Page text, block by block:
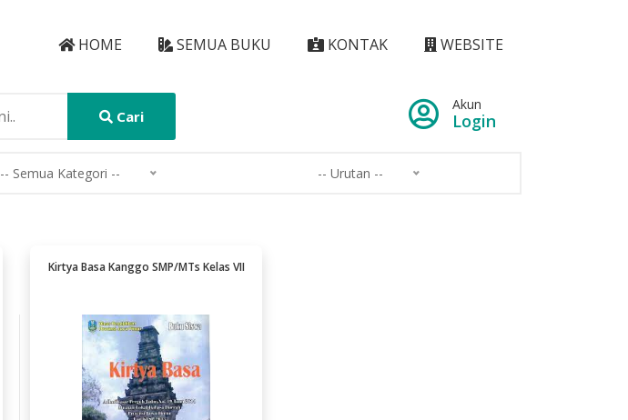
HOME SEMUA BUKU KONTAK WEBSITE
Cari
Akun
Login
-- Semua Kategori -- -- Urutan --
Kirtya Basa Kanggo SMP/MTs Kelas VII